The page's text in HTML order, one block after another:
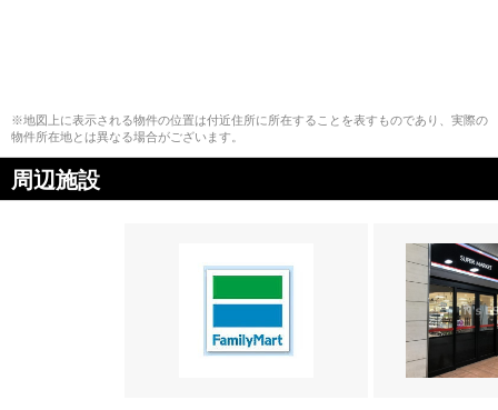
※地図上に表示される物件の位置は付近住所に所在することを表すものであり、実際の
物件所在地とは異なる場合がございます。
周辺施設